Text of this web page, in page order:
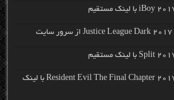
دانلود رایگان فیلم خارجی Resident Evil The Final Chapter 2017 با لینک